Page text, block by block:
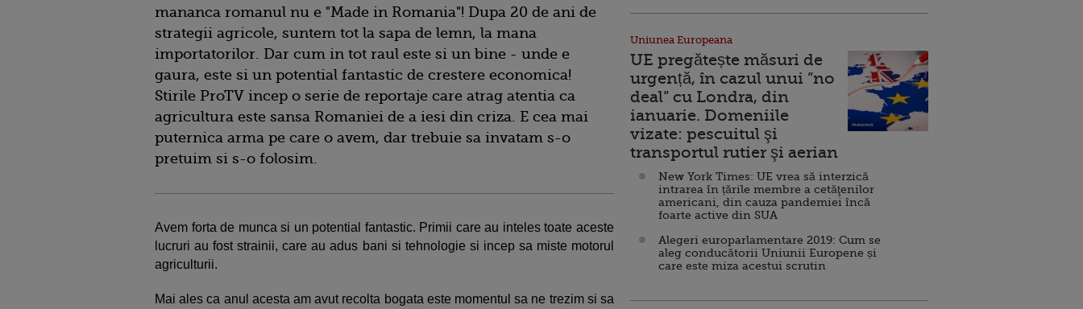
mananca romanul nu e "Made in Romania"! Dupa 20 de ani de
strategii agricole, suntem tot la sapa de lemn, la mana
importatorilor. Dar cum in tot raul este si un bine - unde e
gaura, este si un potential fantastic de crestere economica!
Stirile ProTV incep o serie de reportaje care atrag atentia ca
agricultura este sansa Romaniei de a iesi din criza. E cea mai
puternica arma pe care o avem, dar trebuie sa invatam s-o
pretuim si s-o folosim.
Avem forta de munca si un potential fantastic. Primii care au inteles toate aceste
lucruri au fost strainii, care au adus bani si tehnologie si incep sa miste motorul
agriculturii.
Mai ales ca anul acesta am avut recolta bogata este momentul sa ne trezim si sa
Uniunea Europeana
UE pregătește măsuri de
urgență, în cazul unui ”no
deal” cu Londra, din
ianuarie. Domeniile
vizate: pescuitul şi
transportul rutier şi aerian
New York Times: UE vrea să interzică
intrarea în țările membre a cetăţenilor
americani, din cauza pandemiei încă
foarte active din SUA
Alegeri europarlamentare 2019: Cum se
aleg conducătorii Uniunii Europene și
care este miza acestui scrutin